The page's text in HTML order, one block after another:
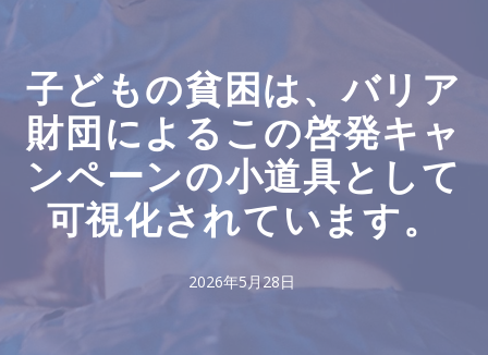
子どもの貧困は、バリア
財団によるこの啓発キャ
ンペーンの小道具として
可視化されています。
2026年5月28日